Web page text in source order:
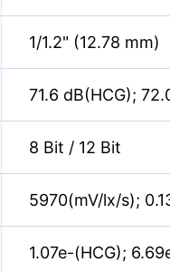
1/1.2" (12.78 mm)
71.6 dB(HCG);
8 Bit / 12 Bit
5970(mV/lx/s);
1.07e-(HCG);